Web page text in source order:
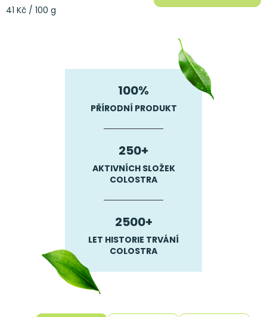
Měrná
41 Kč / 100 g
100%
PŘÍRODNÍ PRODUKT
250+
AKTIVNÍCH SLOŽEK
COLOSTRA
2500+
LET HISTORIE TRVÁNÍ
COLOSTRA